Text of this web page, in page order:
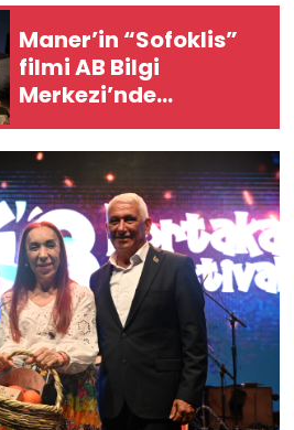
Maner’in “Sofoklis”
filmi AB Bilgi
Merkezi’nde
gösterildi